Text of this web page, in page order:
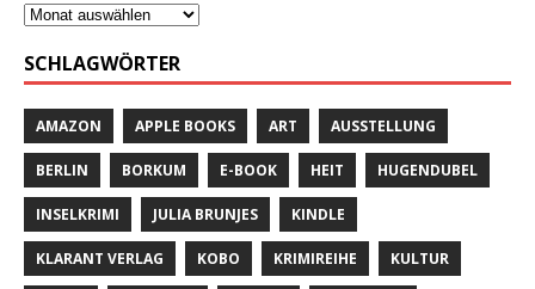
SCHLAGWÖRTER
AMAZON APPLE BOOKS ART AUSSTELLUNG
BERLIN BORKUM E-BOOK HEIT HUGENDUBEL
INSELKRIMI JULIA BRUNJES KINDLE
KLARANT VERLAG KOBO KRIMIREIHE KULTUR